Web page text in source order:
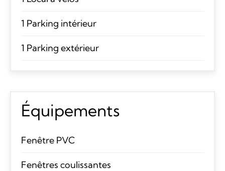
1 Parking intérieur
1 Parking extérieur
Équipements
Fenêtre PVC
Fenêtres coulissantes